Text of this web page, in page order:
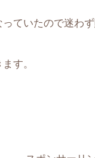
ていたので迷わず
す。